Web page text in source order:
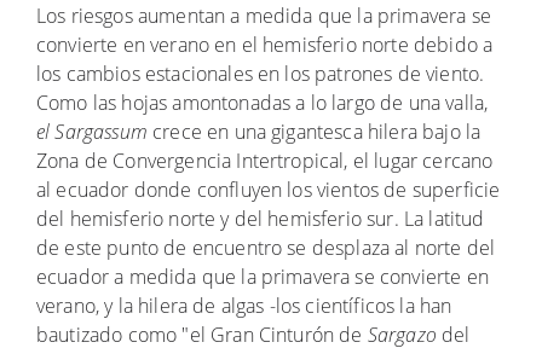
Los riesgos aumentan a medida que la primavera se
convierte en verano en el hemisferio norte debido a
los cambios estacionales en los patrones de viento.
Como las hojas amontonadas a lo largo de una valla,
el Sargassum crece en una gigantesca hilera bajo la
Zona de Convergencia Intertropical, el lugar cercano
al ecuador donde confluyen los vientos de superficie
del hemisferio norte y del hemisferio sur. La latitud
de este punto de encuentro se desplaza al norte del
ecuador a medida que la primavera se convierte en
verano, y la hilera de algas -los científicos la han
bautizado como "el Gran Cinturón de Sargazo del